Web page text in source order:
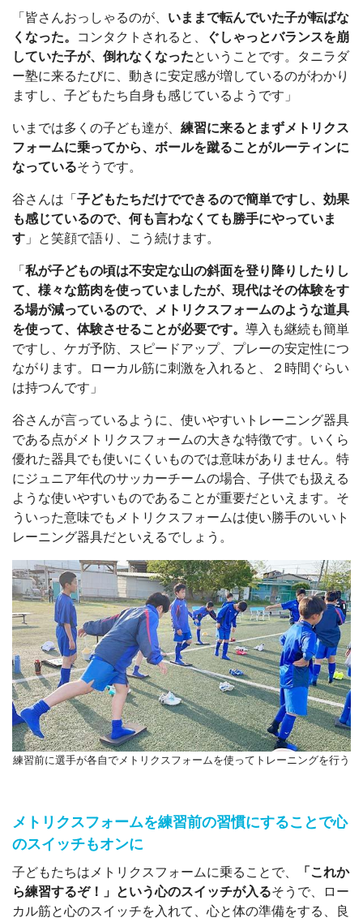
「皆さんおっしゃるのが、 いままで転んでいた子が転ばな
くなった。
コンタクトされると、
ぐしゃっとバランスを崩
していた子が、倒れなくなったということです。タニラダ
ー塾に来るたびに、動きに安定感が増しているのがわかり
ますし、子どもたち自身も感じているようです」
いまでは多くの子ども達が、 練習に来るとまずメトリクス
フォームに乗ってから、ボールを蹴ることがルーティンに
なっているそうです。
谷さんは「 子どもたちだけでできるので簡単ですし、効果
も感じているので、何も言わなくても勝手にやっていま
す 」と笑顔で語り、こう続けます。
「 私が子どもの頃は不安定な山の斜面を登り降りしたりし
て、様々な筋肉を使っていましたが、現代はその体験をす
る場が減っているので、メトリクスフォームのような道具
を使って、体験させることが必要です。 導入も継続も簡単
ですし、ケガ予防、スピードアップ、プレーの安定性につ
ながります。ローカル筋に刺激を入れると、２時間ぐらい
は持つんです」
谷さんが言っているように、使いやすいトレーニング器具
である点がメトリクスフォームの大きな特徴です。いくら
優れた器具でも使いにくいものでは意味がありません。特
にジュニア年代のサッカーチームの場合、子供でも扱える
ような使いやすいものであることが重要だといえます。そ
ういった意味でもメトリクスフォームは使い勝手のいいト
レーニング器具だといえるでしょう。
練習前に選手が各自でメトリクスフォームを使ってトレーニングを行う
メトリクスフォームを練習前の習慣にすることで心
のスイッチもオンに
子どもたちはメトリクスフォームに乗ることで、
「これか
ら練習するぞ！」という心のスイッチが入るそうで、ロー
カル筋と心のスイッチを入れて、心と体の準備をする、良